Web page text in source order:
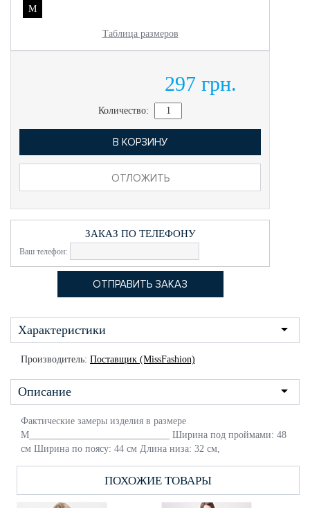
M
Таблица размеров
297 грн.
Количество:
В КОРЗИНУ
ОТЛОЖИТЬ
ЗАКАЗ ПО ТЕЛЕФОНУ
Ваш телефон:
Характеристики
Производитель: Поставщик (MissFashion)
Описание
Фактические замеры изделия в размере
M_____________________________ Ширина под проймами: 48
см Ширина по поясу: 44 см Длина низа: 32 см,
ПОХОЖИЕ ТОВАРЫ